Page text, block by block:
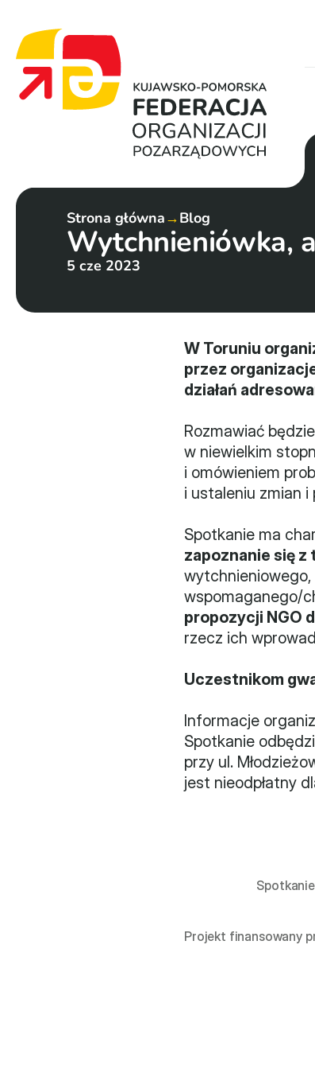
Strona główna→Blog
Wytchnieniówka,
5 cze 2023
W Toruniu
przez
działań
Rozmawiać
w niewielkim
i omówieniem
i ustaleniu zmian
Spotkanie ma
zapoznanie się z
wytchnieniowego,
wspomaganego/
propozycji NGO
rzecz ich
Uczestnikom
Informacje
Spotkanie
przy ul.
jest nieodpłatny
Projekt finansowany